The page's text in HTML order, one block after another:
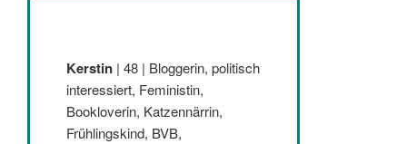
Kerstin | 48 | Bloggerin, politisch
interessiert, Feministin,
Bookloverin, Katzennärrin,
Frühlingskind, BVB,